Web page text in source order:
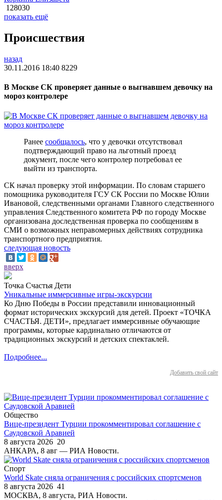
128030
показать ещё
Происшествия
назад
30.11.2016 18:40 8229
В Москве СК проверяет данные о выгнавшем девочку на
мороз контролере
Ранее сообщалось, что у девочки отсутствовал
подтверждающий право на льготный проезд
документ, после чего контролер потребовал ее
выйти из транспорта.
СК начал проверку этой информации. По словам старшего
помощника руководителя ГСУ СК России по Москве Юлии
Ивановой, следственными органами Главного следственного
управления Следственного комитета РФ по городу Москве
организована доследственная проверка по сообщениям в
СМИ о возможных неправомерных действиях сотрудника
транспортного предприятия.
следующая новость
вверх
Точка Счастья Дети
Уникальные иммерсивные игры-экскурсии
Ко Дню Победы в России представили инновационный
формат исторических экскурсий для детей. Проект «ТОЧКА
СЧАСТЬЯ. ДЕТИ», предлагает иммерсивные обучающие
программы, которые кардинально отличаются от
традиционных экскурсий и детских спектаклей.
Подробнее...
Добавить свой сайт
Общество
Вице-президент Турции прокомментировал соглашение с
Саудовской Аравией
8 августа 2026 20
АНКАРА, 8 авг — РИА Новости.
Спорт
World Skate сняла ограничения с российских спортсменов
8 августа 2026 41
МОСКВА, 8 августа, РИА Новости.